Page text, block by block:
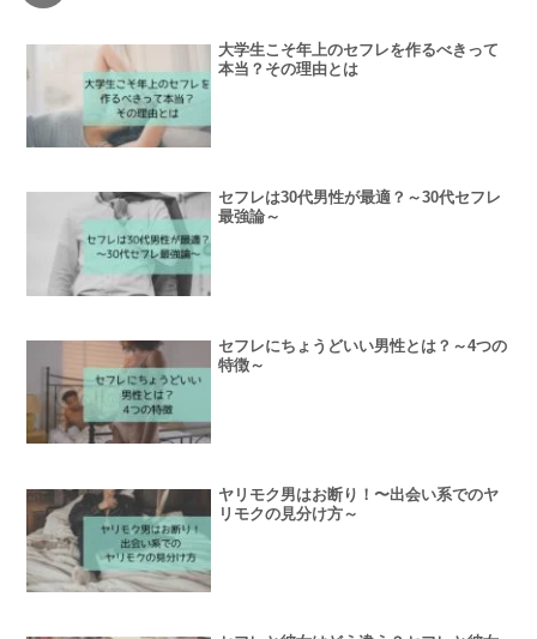
大学生こそ年上のセフレを作るべきって
本当？その理由とは
セフレは30代男性が最適？～30代セフレ
最強論～
セフレにちょうどいい男性とは？～4つの
特徴～
ヤリモク男はお断り！〜出会い系でのヤ
リモクの見分け方～